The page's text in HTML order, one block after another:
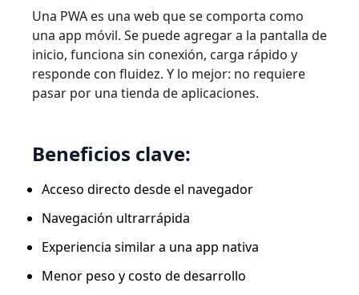
Una PWA es una web que se comporta como
una app móvil. Se puede agregar a la pantalla de
inicio, funciona sin conexión, carga rápido y
responde con fluidez. Y lo mejor: no requiere
pasar por una tienda de aplicaciones.
Beneficios clave:
Acceso directo desde el navegador
Navegación ultrarrápida
Experiencia similar a una app nativa
Menor peso y costo de desarrollo